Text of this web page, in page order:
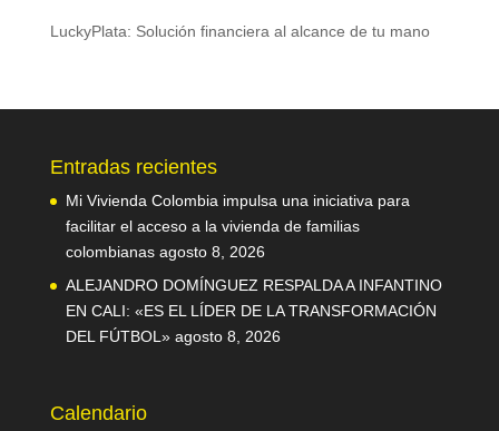
LuckyPlata: Solución financiera al alcance de tu mano
Entradas recientes
Mi Vivienda Colombia impulsa una iniciativa para
facilitar el acceso a la vivienda de familias
colombianas agosto 8, 2026
ALEJANDRO DOMÍNGUEZ RESPALDA A INFANTINO
EN CALI: «ES EL LÍDER DE LA TRANSFORMACIÓN
DEL FÚTBOL» agosto 8, 2026
Calendario